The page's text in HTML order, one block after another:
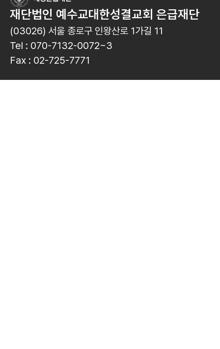
재단법인 예수교대한성결교회 은급재단
(03026) 서울 종로구 인왕산로 1가길 11
Tel : 070-7132-0072~3
Fax : 02-725-7771